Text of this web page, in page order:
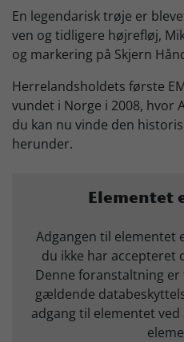
Nyhedsbrev
Køb Billet
En legendarisk trøje er
ven og tidligere højrefløj,
og markering på Skjern
Herrelandsholdets første
vundet i Norge i 2008, hvor
du kan nu vinde den
herunder.
Elementet
Adgangen til elementet
du ikke har accepteret
Denne foranstaltning
gældende
adgang til elementet